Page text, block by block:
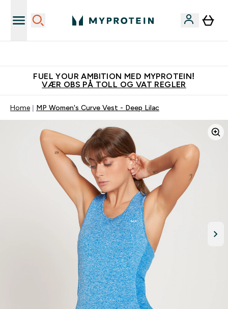
FUEL YOUR AMBITION MED MYPROTEIN!
VÆR OBS PÅ TOLL OG VAT REGLER
Home MP Women's Curve Vest - Deep Lilac